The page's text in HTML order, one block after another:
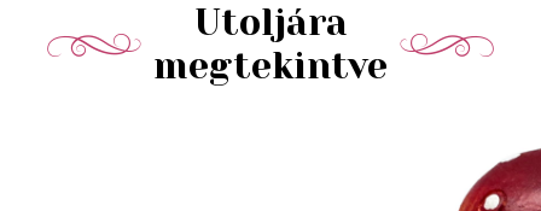
Utoljára
megtekintve